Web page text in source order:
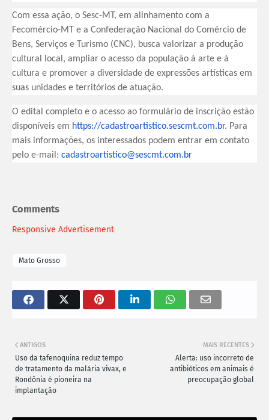
Com essa ação, o Sesc-MT, em alinhamento com a
Fecomércio-MT e a Confederação Nacional do Comércio de
Bens, Serviços e Turismo (CNC), busca valorizar a produção
cultural local, ampliar o acesso da população à arte e à
cultura e promover a diversidade de expressões artísticas em
suas unidades e territórios de atuação.
O edital completo e o acesso ao formulário de inscrição estão
disponíveis em https://cadastroartistico.sescmt.com.br. Para
mais informações, os interessados podem entrar em contato
pelo e-mail: cadastroartistico@sescmt.com.br
Comments
Responsive Advertisement
Mato Grosso
MAIS RECENTES
Alerta: uso incorreto de
antibióticos em animais é
preocupação global
ANTIGOS
Uso da tafenoquina reduz tempo
de tratamento da malária vivax, e
Rondônia é pioneira na
implantação